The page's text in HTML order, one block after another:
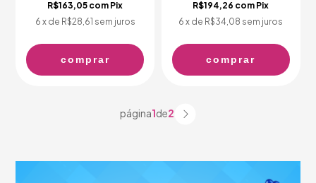
R$163,05 com Pix
6 x de R$28,61 sem juros
comprar
R$194,26 com Pix
6 x de R$34,08 sem juros
comprar
página1de2